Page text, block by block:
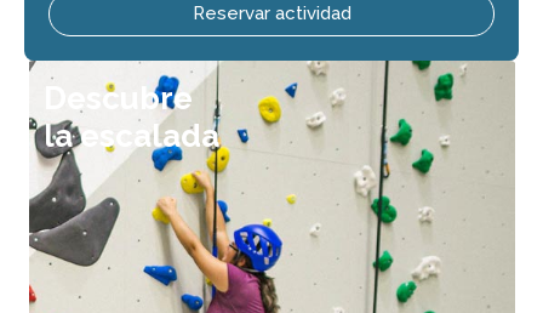
Reservar actividad
Descubre
la escalada